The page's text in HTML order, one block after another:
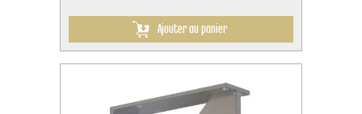
Ajouter au panier